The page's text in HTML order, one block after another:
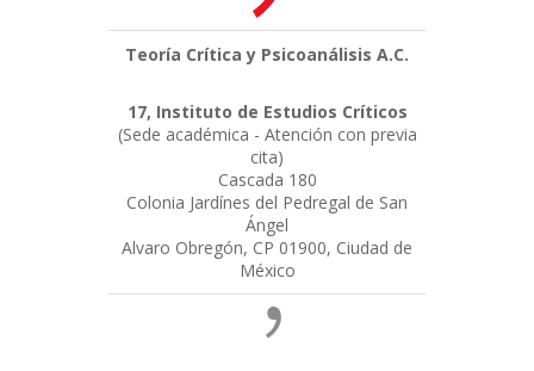
Teoría Crítica y Psicoanálisis A.C.
17, Instituto de Estudios Críticos
(Sede académica - Atención con previa
cita)
Cascada 180
Colonia Jardínes del Pedregal de San
Ángel
Alvaro Obregón, CP 01900, Ciudad de
México